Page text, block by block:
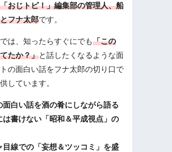
「おじトピ！」編集部の管理人、船
フナ太郎です。
は、知ったらすぐにでも「この
たか？」と話したくなるような面
の面白い話をフナ太郎の切り口で
しています。
面白い話を酒の肴にしながら語る
は書けない「昭和＆平成視点」の
目線での「妄想＆ツッコミ」を盛